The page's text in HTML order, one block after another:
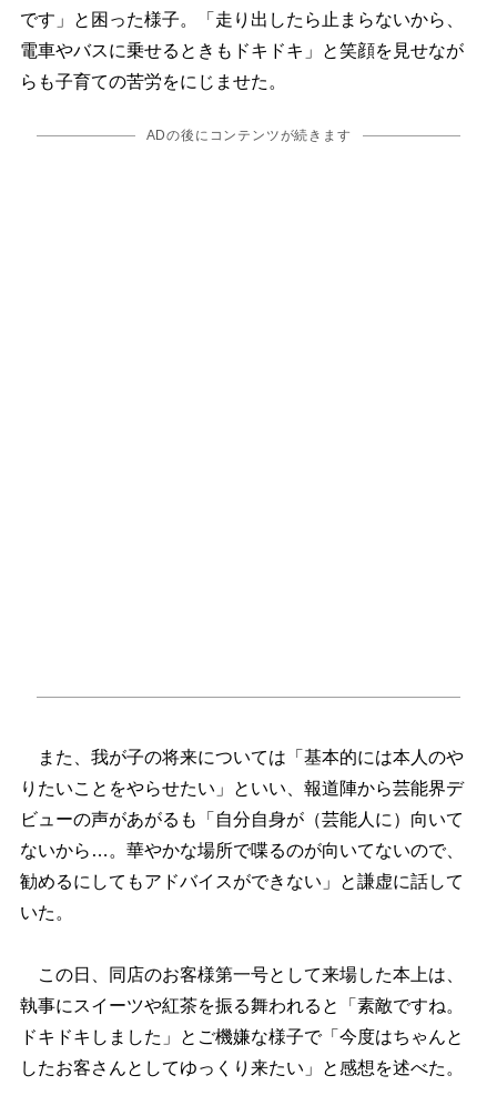
です」と困った様子。「走り出したら止まらないから、
電車やバスに乗せるときもドキドキ」と笑顔を見せなが
らも子育ての苦労をにじませた。
ADの後にコンテンツが続きます
また、我が子の将来については「基本的には本人の
りたいことをやらせたい」といい、報道陣から芸能界デ
ビューの声があがるも「自分自身が（芸能人に）向いて
ないから…。華やかな場所で喋るのが向いてないので、
勧めるにしてもアドバイスができない」と謙虚に話して
いた。
この日、同店のお客様第一号として来場した本上は、
執事にスイーツや紅茶を振る舞われると「素敵ですね。
ドキドキしました」とご機嫌な様子で「今度はちゃんと
したお客さんとしてゆっくり来たい」と感想を述べた。